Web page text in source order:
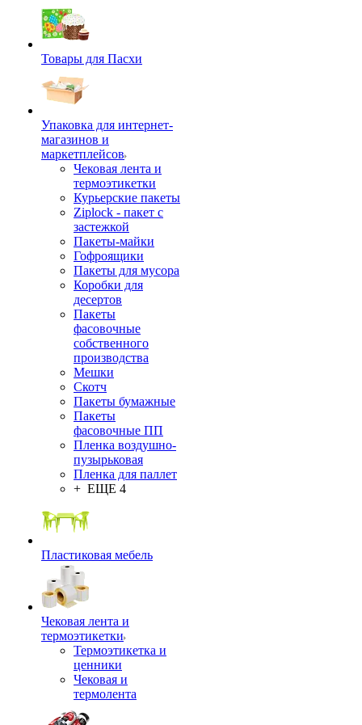
Товары для Пасхи
Упаковка для интернет-
магазинов и
маркетплейсов
Чековая лента и
термоэтикетки
Курьерские пакеты
Ziplock - пакет с
застежкой
Пакеты-майки
Гофроящики
Пакеты для мусора
Коробки для
десертов
Пакеты
фасовочные
собственного
производства
Мешки
Скотч
Пакеты бумажные
Пакеты
фасовочные ПП
Пленка воздушно-
пузырьковая
Пленка для паллет
+ ЕЩЕ 4
Пластиковая мебель
Чековая лента и
термоэтикетки
Термоэтикетка и
ценники
Чековая и
термолента